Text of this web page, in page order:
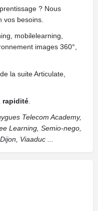
? Nous
vos besoins.
mobilelearning,
images 360°,
la suite Articulate,
rapidité
Telecom Academy,
Learning, Semio-nego,
Viaaduc ...